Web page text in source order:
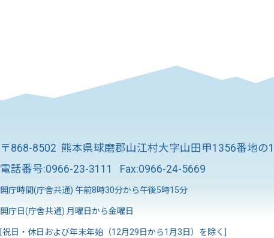
〒868-8502 熊本県球磨郡山江村大字山田甲1356番地の1
電話番号:0966-23-3111 Fax:0966-24-5669
開庁時間(庁舎共通) 午前8時30分から午後5時15分
開庁日(庁舎共通) 月曜日から金曜日
[祝日・休日および年末年始（12月29日から1月3日）を除く]